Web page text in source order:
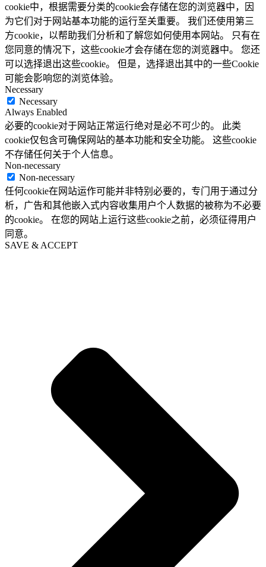
cookie中，根据需要分类的cookie会存储在您的浏览器中，因
为它们对于网站基本功能的运行至关重要。 我们还使用第三
方cookie，以帮助我们分析和了解您如何使用本网站。 只有在
您同意的情况下，这些cookie才会存储在您的浏览器中。 您还
可以选择退出这些cookie。 但是，选择退出其中的一些Cookie
可能会影响您的浏览体验。
Necessary
Necessary
Always Enabled
必要的cookie对于网站正常运行绝对是必不可少的。 此类
cookie仅包含可确保网站的基本功能和安全功能。 这些cookie
不存储任何关于个人信息。
Non-necessary
Non-necessary
任何cookie在网站运作可能并非特别必要的，专门用于通过分
析，广告和其他嵌入式内容收集用户个人数据的被称为不必要
的cookie。 在您的网站上运行这些cookie之前，必须征得用户
同意。
SAVE & ACCEPT